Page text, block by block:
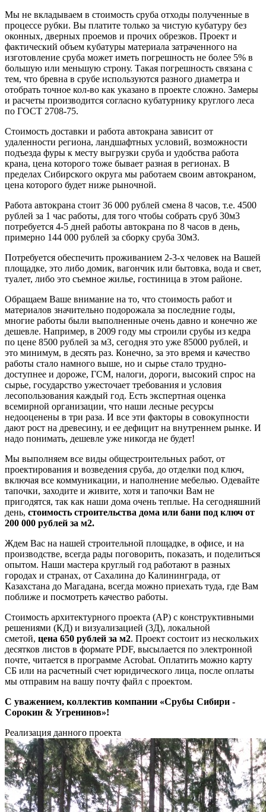
Мы не вкладываем в стоимость сруба отходы полученные в
процессе рубки. Вы платите только за чистую кубатуру без
оконных, дверных проемов и прочих обрезков. Проект и
фактический объем кубатуры материала затраченного на
изготовление сруба может иметь погрешность не более 5% в
большую или меньшую строну. Такая погрешность связана с
тем, что бревна в срубе используются разного диаметра и
отобрать точное кол-во как указано в проекте сложно. Замеры
и расчеты производится согласно кубатурнику круглого леса
по ГОСТ 2708-75.
Стоимость доставки и работа автокрана зависит от
удаленности региона, ландшафтных условий, возможности
подъезда фуры к месту выгрузки сруба и удобства работа
крана, цена которого тоже бывает разная в регионах. В
пределах Сибирского округа мы работаем своим автокраном,
цена которого будет ниже рыночной.
Работа автокрана стоит 36 000 рублей смена 8 часов, т.е. 4500
рублей за 1 час работы, для того чтобы собрать сруб 30м3
потребуется 4-5 дней работы автокрана по 8 часов в день,
примерно 144 000 рублей за сборку сруба 30м3.
Потребуется обеспечить проживанием 2-3-х человек на Вашей
площадке, это либо домик, вагончик или бытовка, вода и свет,
туалет, либо это съемное жилье, гостиница в этом районе.
Обращаем Ваше внимание на то, что стоимость работ и
материалов значительно подорожала за последние годы,
многие работы были выполненные очень давно и конечно же
дешевле. Например, в 2009 году мы строили срубы из кедра
по цене 8500 рублей за м3, сегодня это уже 85000 рублей, и
это минимум, в десять раз. Конечно, за это время и качество
работы стало намного выше, но и сырье стало трудно-
доступнее и дороже, ГСМ, налоги, дороги, высокий спрос на
сырье, государство ужесточает требования и условия
лесопользования каждый год. Есть экспертная оценка
всемирной организации, что наши лесные ресурсы
недооценены в три раза. И все эти факторы в совокупности
дают рост на древесину, и ее дефицит на внутреннем рынке. И
надо понимать, дешевле уже никогда не будет!
Мы выполняем все виды общестроительных работ, от
проектирования и возведения сруба, до отделки под ключ,
включая все коммуникации, и наполнение мебелью. Одевайте
тапочки, заходите и живите, хотя и тапочки Вам не
пригодятся, так как наши дома очень теплые. На сегодняшний
день, стоимость строительства дома или бани под ключ от
200 000 рублей за м2.
Ждем Вас на нашей строительной площадке, в офисе, и на
производстве, всегда рады поговорить, показать, и поделиться
опытом. Наши мастера круглый год работают в разных
городах и странах, от Сахалина до Калининграда, от
Казахстана до Магадана, всегда можно приехать туда, где Вам
поближе и посмотреть качество работы.
Стоимость архитектурного проекта (АР) с конструктивными
решениями (КД) и визуализацией (3Д), локальной
сметой, цена 650 рублей за м2. Проект состоит из нескольких
десятков листов в формате PDF, высылается по электронной
почте, читается в программе Acrobat. Оплатить можно карту
СБ или на расчетный счет юридического лица, после оплаты
мы отправим на вашу почту файл с проектом.
С уважением, коллектив компании «Срубы Сибири -
Сорокин & Угренинов»!
Реализация данного проекта